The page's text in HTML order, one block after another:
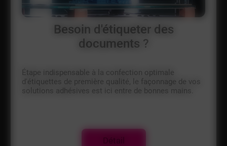
Besoin d'étiqueter des
documents ?
Étape indispensable à la confection optimale
d'étiquettes de première qualité, le façonnage de vos
solutions adhésives est ici entre de bonnes mains.
Détail